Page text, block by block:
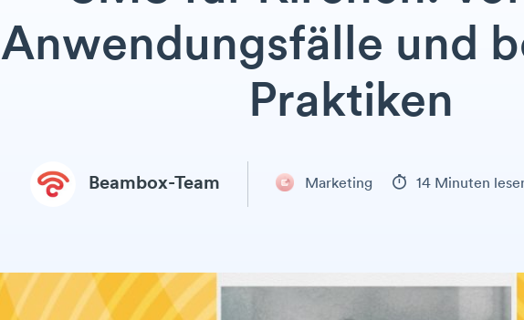
Anwendungsfälle und
Praktiken
Beambox-Team Marketing 14 Minuten